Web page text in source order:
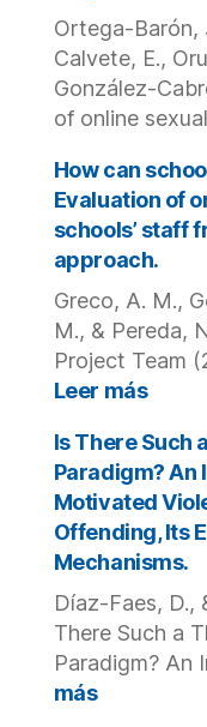
Ortega-Barón,
Calvete, E.,
González-
of online
How can
Evaluation of
schools’ staff
approach.
Greco, A. M.,
M., & Pereda,
Project Team
Leer más:
can
help
of
of
online
Is There Such
Paradigm? An
Motivated
Offending, Its
Mechanisms.
Díaz-Faes, D.,
There Such a
Paradigm? An
más: